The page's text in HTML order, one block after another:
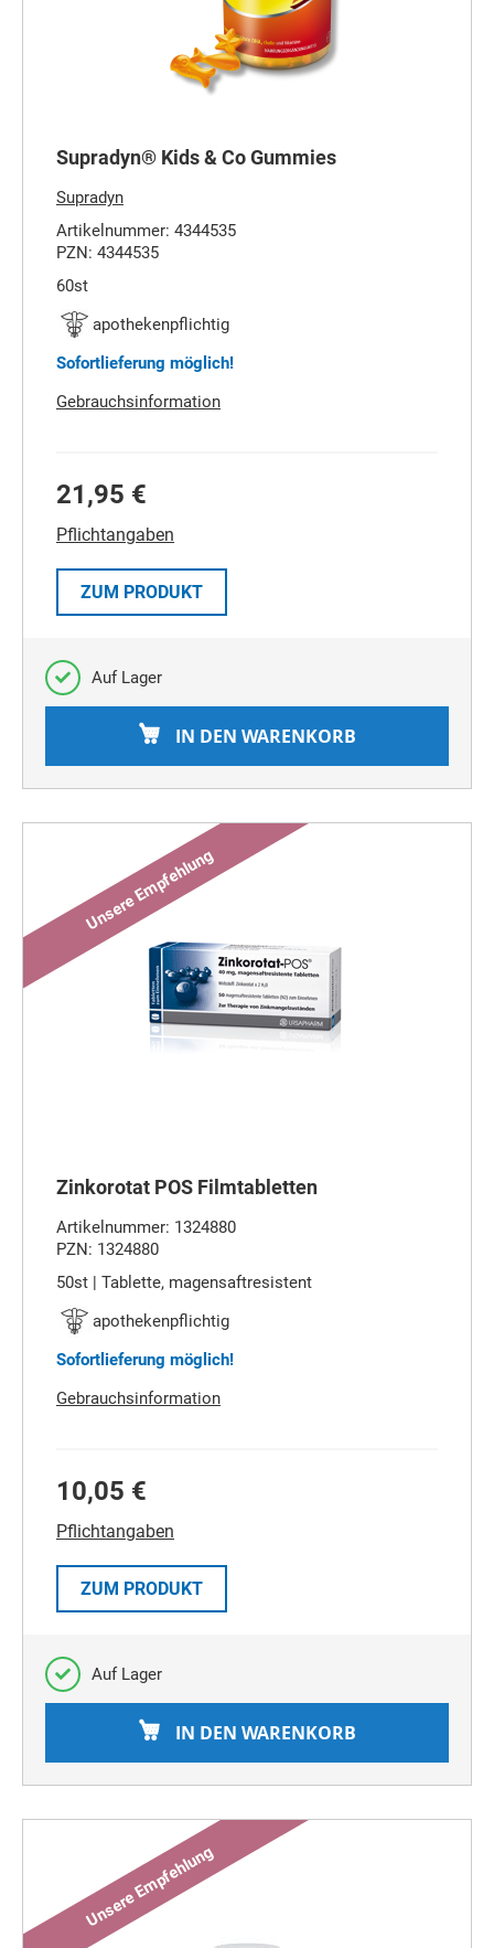
Supradyn® Kids & Co Gummies
Supradyn
Artikelnummer: 4344535
PZN: 4344535
60st
apothekenpflichtig
Sofortlieferung möglich!
Gebrauchsinformation
21,95 €
Pflichtangaben
ZUM PRODUKT
Auf Lager
IN DEN WARENKORB
Zinkorotat POS Filmtabletten
Artikelnummer: 1324880
PZN: 1324880
50st | Tablette, magensaftresistent
apothekenpflichtig
Sofortlieferung möglich!
Gebrauchsinformation
10,05 €
Pflichtangaben
ZUM PRODUKT
Auf Lager
IN DEN WARENKORB